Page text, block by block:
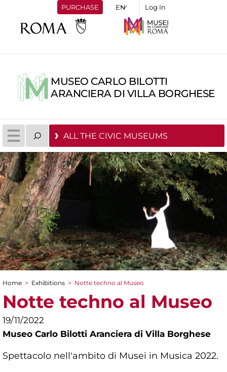
PURCHASE Log In
MUSEO CARLO BILOTTI
ARANCIERA DI VILLA BORGHESE
ALL THE CIVIC MUSEUMS
You are here
Home > Exhibitions > Notte techno al Museo
Notte techno al Museo
19/11/2022
Museo Carlo Bilotti Aranciera di Villa Borghese
Spettacolo nell'ambito di Musei in Musica 2022.